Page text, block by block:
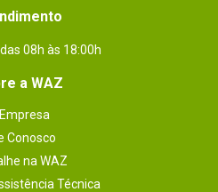
08h às 18:00h
a WAZ
Conosco
na WAZ
Técnica